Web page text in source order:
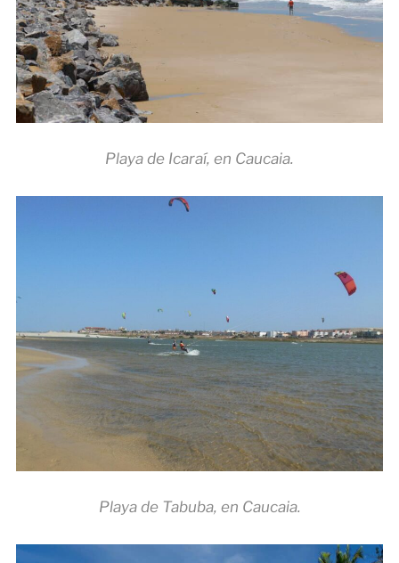
Playa de Icaraí, en Caucaia.
Playa de Tabuba, en Caucaia.